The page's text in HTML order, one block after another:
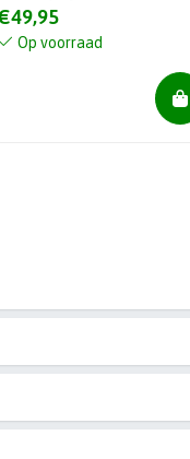
Op voorraad